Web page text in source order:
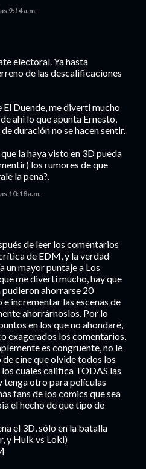
9:14 a.m.
electoral. Ya hasta
de las descalificaciones
El Duende, me diverti mucho
ahi lo que apunta Ernesto,
duración no se hacen sentir.
la haya visto en 3D pueda
los rumores de que
la pena?.
10:18 a.m.
de leer los comentarios
de EDM, y la verdad
un mayor puntaje a Los
me divertí mucho, hay que
ahorrarse 20
incrementar las escenas de
ahorrárnoslos. Por lo
en los que no ahondaré,
exagerados los comentarios,
es congruente, no le
cine que olvide todos los
cuales califica TODAS las
tenga otro para películas
fans de los comics que sea
el hecho de que tipo de
el 3D, sólo en la batalla
y Hulk vs Loki)